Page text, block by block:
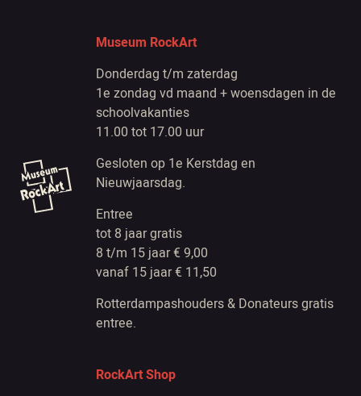
Museum RockArt
Donderdag t/m zaterdag
1e zondag vd maand + woensdagen in de
schoolvakanties
11.00 tot 17.00 uur
Gesloten op 1e Kerstdag en
Nieuwjaarsdag.
Entree
tot 8 jaar gratis
8 t/m 15 jaar € 9,00
vanaf 15 jaar € 11,50
Rotterdampashouders & Donateurs gratis
entree.
RockArt Shop